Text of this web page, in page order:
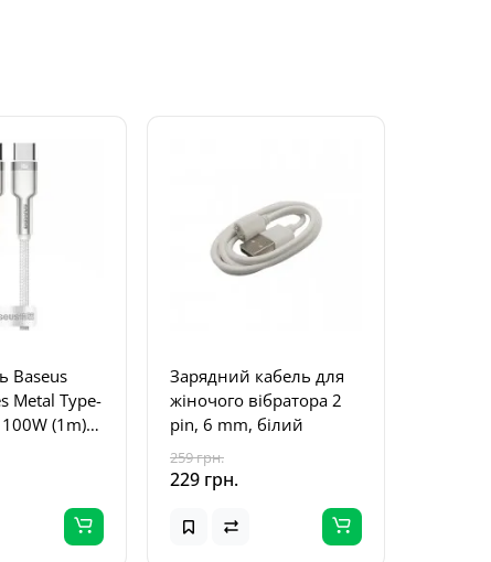
Baseus
Metal Type-
100W (1m)
Зарядний кабель для
жіночого вібратора 2
pin, 6 mm, білий
259 грн.
229 грн.